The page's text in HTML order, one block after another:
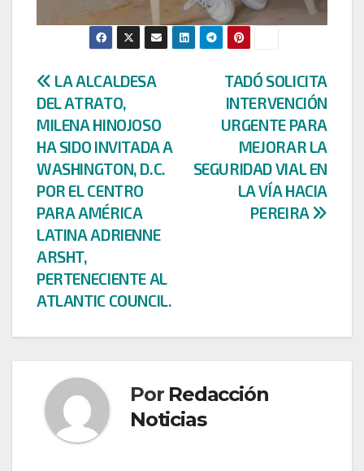
Navegación
de
entradas
TADÓ SOLICITA
INTERVENCIÓN
URGENTE PARA
MEJORAR LA
SEGURIDAD VIAL EN
LA VÍA HACIA
PEREIRA
LA ALCALDESA
DEL ATRATO,
MILENA HINOJOSO
HA SIDO INVITADA A
WASHINGTON, D.C.
POR EL CENTRO
PARA AMÉRICA
LATINA ADRIENNE
ARSHT,
PERTENECIENTE AL
ATLANTIC COUNCIL.
Por Redacción
Noticias